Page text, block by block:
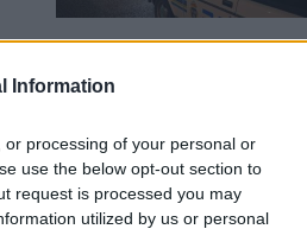
Information
processing of your personal or
use the below opt-out section to
request is processed you may
utilized by us or personal